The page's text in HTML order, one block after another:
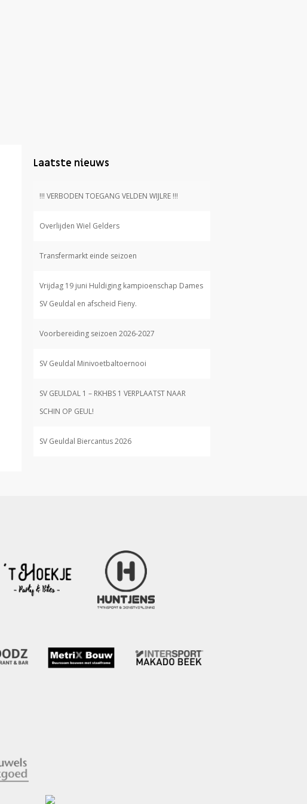
Laatste nieuws
!!! VERBODEN TOEGANG VELDEN WIJLRE !!!
Overlijden Wiel Gelders
Transfermarkt einde seizoen
Vrijdag 19 juni Huldiging kampioenschap Dames
SV Geuldal en afscheid Fieny.
Voorbereiding seizoen 2026-2027
SV Geuldal Minivoetbaltoernooi
SV GEULDAL 1 – RKHBS 1 VERPLAATST NAAR
SCHIN OP GEUL!
SV Geuldal Biercantus 2026